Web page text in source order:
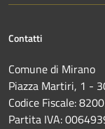
Contatti
Comune di Mirano
Piazza Martiri, 1 -
Codice Fiscale:
Partita IVA: